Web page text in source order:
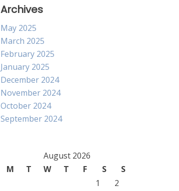
Archives
May 2025
March 2025
February 2025
January 2025
December 2024
November 2024
October 2024
September 2024
August 2026
M
T W T F S
S
1
2